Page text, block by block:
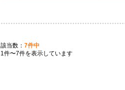
該当数： 7件中
1件〜7件を表示しています